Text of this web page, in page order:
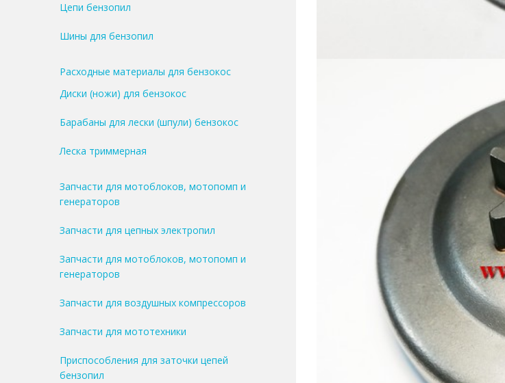
Цепи бензопил
Шины для бензопил
Расходные материалы для бензокос
Диски (ножи) для бензокос
Барабаны для лески (шпули) бензокос
Леска триммерная
Запчасти для мотоблоков, мотопомп и
генераторов
Запчасти для цепных электропил
Запчасти для мотоблоков, мотопомп и
генераторов
Запчасти для воздушных компрессоров
Запчасти для мототехники
Приспособления для заточки цепей
бензопил